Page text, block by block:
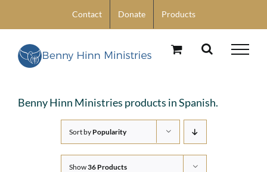
content
Contact Donate Products
Benny Hinn Ministries products in Spanish.
Sort by Popularity
Show36 Products